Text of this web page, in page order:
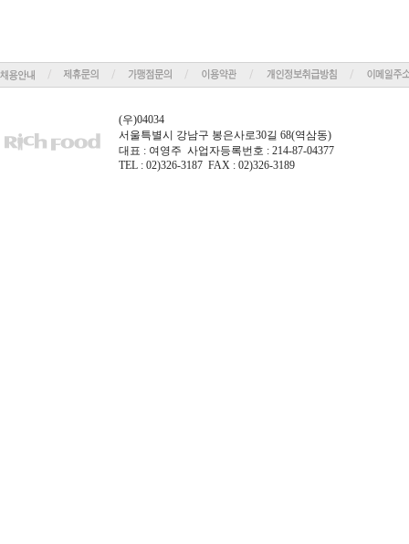
(우)04034
서울특별시 강남구 봉은사로30길 68(역삼동)
대표 : 여영주 사업자등록번호 : 214-87-04377
TEL : 02)326-3187 FAX : 02)326-3189